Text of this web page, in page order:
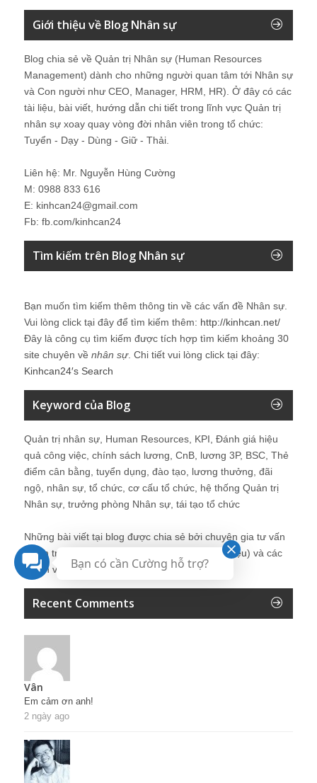
Giới thiệu về Blog Nhân sự
Blog chia sẻ về Quản trị Nhân sự (Human Resources
Management) dành cho những người quan tâm tới Nhân sự
và Con người như CEO, Manager, HRM, HR). Ở đây có các
tài liệu, bài viết, hướng dẫn chi tiết trong lĩnh vực Quản trị
nhân sự xoay quay vòng đời nhân viên trong tổ chức:
Tuyển - Dạy - Dùng - Giữ - Thải.
Liên hệ: Mr. Nguyễn Hùng Cường
M: 0988 833 616
E: kinhcan24@gmail.com
Fb: fb.com/kinhcan24
Tìm kiếm trên Blog Nhân sự
Bạn muốn tìm kiếm thêm thông tin về các vấn đề Nhân sự.
Vui lòng click tại đây để tìm kiếm thêm: http://kinhcan.net/
Đây là công cụ tìm kiếm được tích hợp tìm kiếm khoảng 30
site chuyên về nhân sự. Chi tiết vui lòng click tại đây:
Kinhcan24′s Search
Keyword của Blog
Quản trị nhân sự, Human Resources, KPI, Đánh giá hiệu
quả công việc, chính sách lương, CnB, lương 3P, BSC, Thẻ
điểm cân bằng, tuyển dụng, đào tạo, lương thưởng, đãi
ngộ, nhân sự, tổ chức, cơ cấu tổ chức, hệ thống Quản trị
Nhân sự, trưởng phòng Nhân sự, tái tạo tổ chức
Những bài viết tại blog được chia sẻ bởi chuyên gia tư vấn
Quản trị Nhân sự Nguyễn Hùng Cường (
giới thiệu) và các
thành viên khác trong cộng đồng Nhân sự.
Recent Comments
Vân
Em cảm ơn anh!
2 ngày ago
Bạn có cần Cường hỗ trợ?